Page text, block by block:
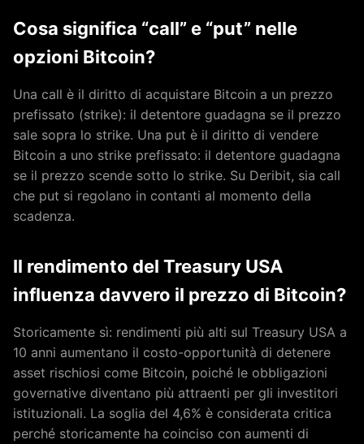
Cosa significa “call” e “put” nelle
opzioni Bitcoin?
Una call è il diritto di acquistare Bitcoin a un prezzo
prefissato (strike): il detentore guadagna se il prezzo
sale sopra lo strike. Una put è il diritto di vendere
Bitcoin a uno strike prefissato: il detentore guadagna
se il prezzo scende sotto lo strike. Su Deribit, sia call
che put si regolano in contanti al momento della
scadenza.
Il rendimento del Treasury USA
influenza davvero il prezzo di Bitcoin?
Storicamente sì: rendimenti più alti sul Treasury USA a
10 anni aumentano il costo-opportunità di detenere
asset rischiosi come Bitcoin, poiché le obbligazioni
governative diventano più attraenti per gli investitori
istituzionali. La soglia del 4,6% è considerata critica
perché storicamente ha coinciso con aumenti di